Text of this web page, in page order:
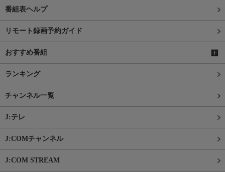
番組表ヘルプ
リモート録画予約ガイド
おすすめ番組
ランキング
チャンネル一覧
J:テレ
J:COMチャンネル
J:COM STREAM